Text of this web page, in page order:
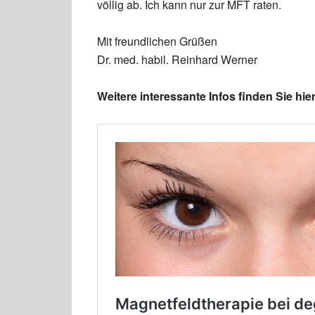
völlig ab. Ich kann nur zur MFT raten.
Mit freundlichen Grüßen
Dr. med. habil. Reinhard Werner
Weitere interessante Infos finden Sie